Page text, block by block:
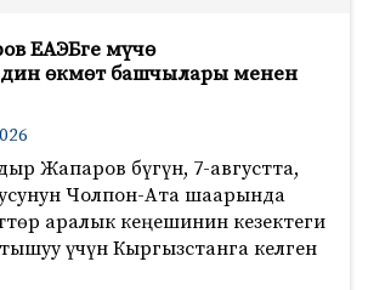
ЕАЭБге мүчө
өкмөт башчылары менен
Жапаров бүгүн, 7-августта,
Чолпон-Ата шаарында
аралык кеңешинин кезектеги
үчүн Кыргызстанга келген